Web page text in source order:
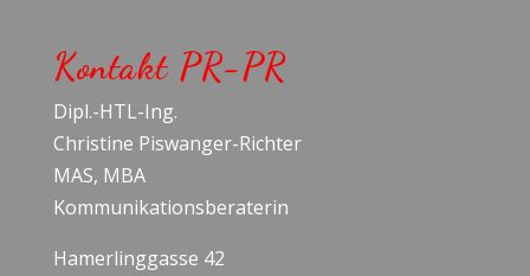
Kontakt PR-PR
Dipl.-HTL-Ing.
Christine Piswanger-Richter
MAS, MBA
Kommunikationsberaterin
Hamerlinggasse 42